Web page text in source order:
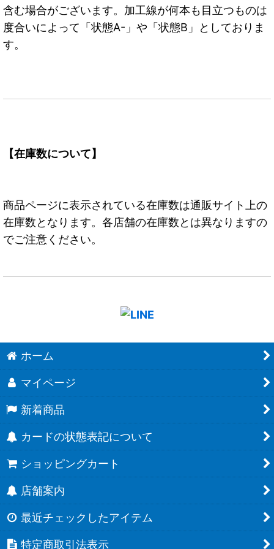
含む場合がございます。加工線が何本も目立つものは
度合いによって「状態A-」や「状態B」としておりま
す。
【在庫数について】
商品ページに表示されている在庫数は通販サイト上の
在庫数となります。各店舗の在庫数とは異なりますの
でご注意ください。
ホーム
マイページ
新着商品
カードの状態表記について
ショッピングカート
店舗案内
最近チェックしたアイテム
特定商取引法表示